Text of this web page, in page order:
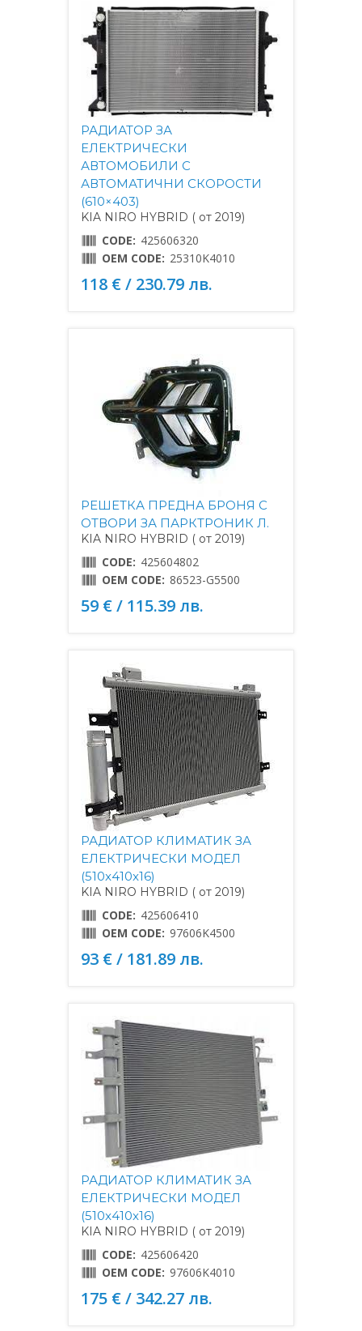
РАДИАТОР ЗА
ЕЛEКТРИЧЕСКИ
АВТОМОБИЛИ С
АВТОМАТИЧНИ СКОРОСТИ
(610×403)
KIA NIRO HYBRID ( от 2019)
CODE: 425606320
OEM CODE: 25310K4010
118 € / 230.79 лв.
РЕШЕТКА ПРЕДНА БРОНЯ С
ОТВОРИ ЗА ПАРКТРОНИК Л.
KIA NIRO HYBRID ( от 2019)
CODE: 425604802
OEM CODE: 86523-G5500
59 € / 115.39 лв.
РАДИАТОР КЛИМАТИК ЗА
ЕЛЕКТРИЧЕСКИ МОДЕЛ
(510x410x16)
KIA NIRO HYBRID ( от 2019)
CODE: 425606410
OEM CODE: 97606K4500
93 € / 181.89 лв.
РАДИАТОР КЛИМАТИК ЗА
ЕЛЕКТРИЧЕСКИ МОДЕЛ
(510x410x16)
KIA NIRO HYBRID ( от 2019)
CODE: 425606420
OEM CODE: 97606K4010
175 € / 342.27 лв.